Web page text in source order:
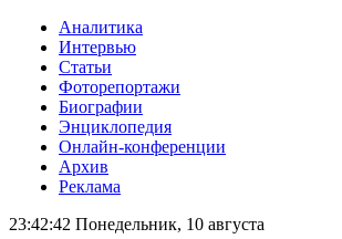
Аналитика
Интервью
Статьи
Фоторепортажи
Биографии
Энциклопедия
Онлайн-конференции
Архив
Реклама
23:42:43 Понедельник, 10 августа